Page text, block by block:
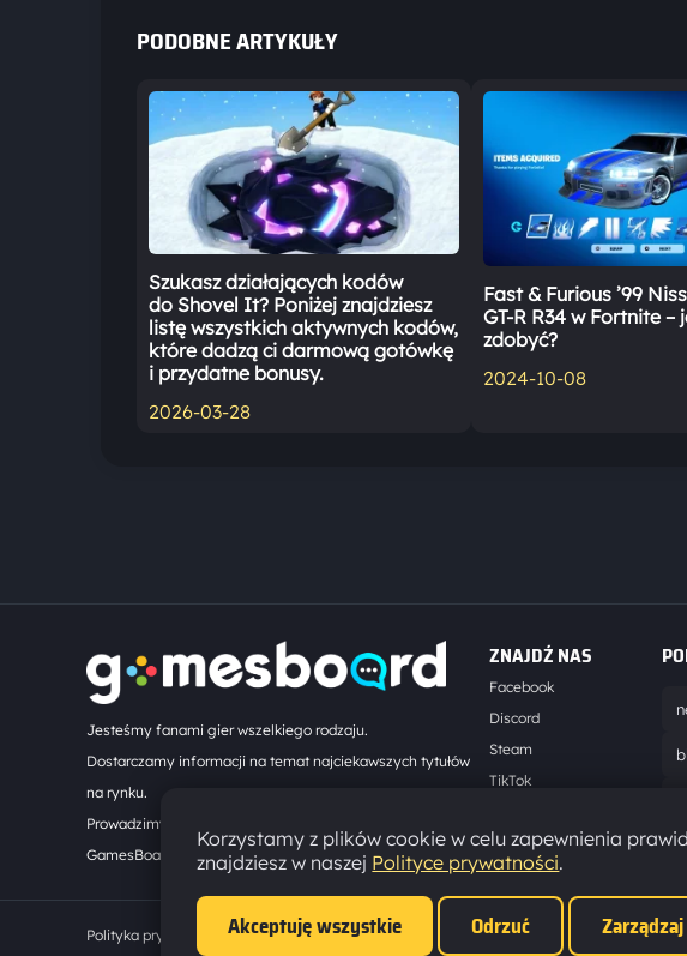
PODOBNE ARTYKUŁY
Szukasz działających kodów
do Shovel It? Poniżej znajdziesz
listę wszystkich aktywnych kodów,
które dadzą ci darmową gotówkę
i przydatne bonusy.
2026-03-28
Fast & Furious ’99
GT-R R34 w Fortnite –
zdobyć?
2024-10-08
Jesteśmy fanami gier wszelkiego rodzaju.
Dostarczamy informacji na temat najciekawszych tytułów
na rynku.
Prowadzimy turnieje online. Działamy od 2008 roku.
GamesBoard.pl © 2026
ZNAJDŹ NAS
Facebook
Discord
Steam
TikTok
Polityka prywatności · Ustawienia cookies
Korzystamy z plików cookie w celu zapewnienia
znajdziesz w naszej Polityce prywatności.
Akceptuję wszystkie Odrzuć